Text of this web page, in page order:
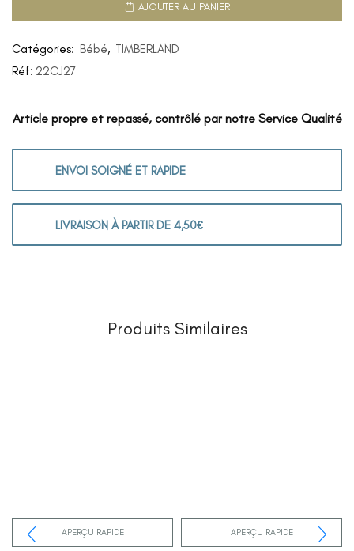
AJOUTER AU PANIER
Catégories: Bébé, TIMBERLAND
Réf: 22CJ27
Article propre et repassé, contrôlé par notre Service Qualité
ENVOI SOIGNÉ ET RAPIDE
LIVRAISON À PARTIR DE 4,50€
Produits Similaires
APERÇU RAPIDE APERÇU RAPIDE